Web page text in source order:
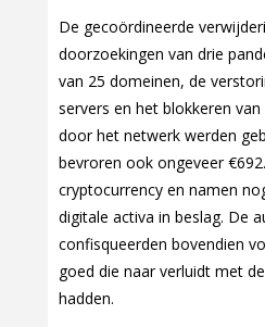
De gecoördineerde
doorzoekingen van drie
van 25 domeinen, de
servers en het blokkeren
door het netwerk werden
bevroren ook ongeveer
cryptocurrency en namen
digitale activa in beslag. De
confisqueerden bovendien
goed die naar verluidt met
hadden.